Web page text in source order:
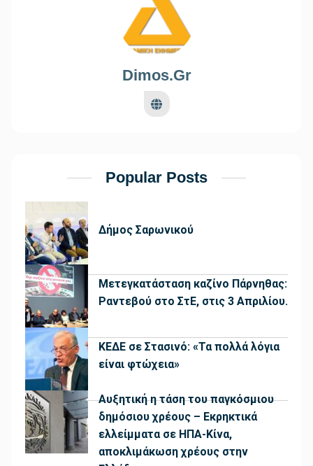
Dimos.gr
Popular Posts
Δήμος Σαρωνικού
Μετεγκατάσταση καζίνο Πάρνηθας:
Ραντεβού στο ΣτΕ, στις 3 Απριλίου.
ΚΕΔΕ σε Στασινό: «Τα πολλά λόγια
είναι φτώχεια»
Αυξητική η τάση του παγκόσμιου
δημόσιου χρέους – Εκρηκτικά
ελλείμματα σε ΗΠΑ-Κίνα,
αποκλιμάκωση χρέους στην